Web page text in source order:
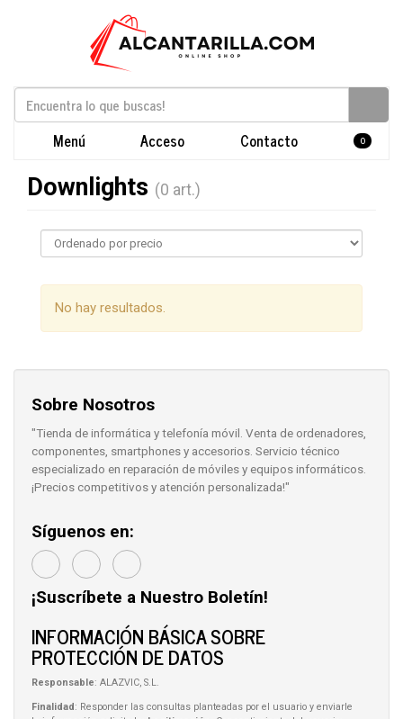
Menú Acceso Contacto 0
Downlights (0 art.)
No hay resultados.
Sobre Nosotros
"Tienda de informática y telefonía móvil. Venta de ordenadores,
componentes, smartphones y accesorios. Servicio técnico
especializado en reparación de móviles y equipos informáticos.
¡Precios competitivos y atención personalizada!"
Síguenos en:
¡Suscríbete a Nuestro Boletín!
INFORMACIÓN BÁSICA SOBRE
PROTECCIÓN DE DATOS
Responsable: ALAZVIC, S.L.
Finalidad: Responder las consultas planteadas por el usuario y enviarle